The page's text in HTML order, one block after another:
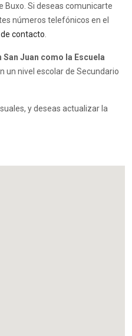
Buxo. Si deseas comunicarte
números telefónicos en el
contacto
Juan como la Escuela
un nivel escolar de Secundario
y deseas actualizar la